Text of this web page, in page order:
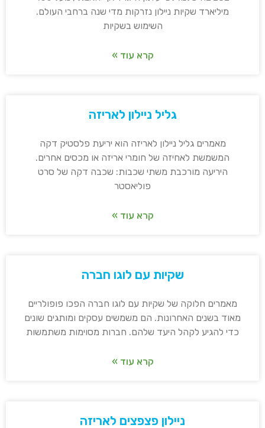
מיליארד שקיות ניילון נזרקות מדי שנה ברחבי העולם.
השימוש בשקיות
קרא עוד »
גליל ניילון לאריזה
מאמרים גליל ניילון לאריזה הוא יריעת פלסטיק דקה
המשמשת לאחיזה של חומרי אריזה או מכסים אחרים.
היריעה מורכבת משתי שכבות: שכבה דקה של סרט
פוליאסטר
קרא עוד »
שקיות עם לוגו חברה
מאמרים חלוקה של שקיות עם לוגו חברה הפכו פופולריים
מאוד בשנים האחרונות. הם משמשים עסקים ומותגים שונים
כדי להגיע לקהל היעד שלהם. חברות מסוימות משתמשות
קרא עוד »
ניילון פצפצים לאריזה